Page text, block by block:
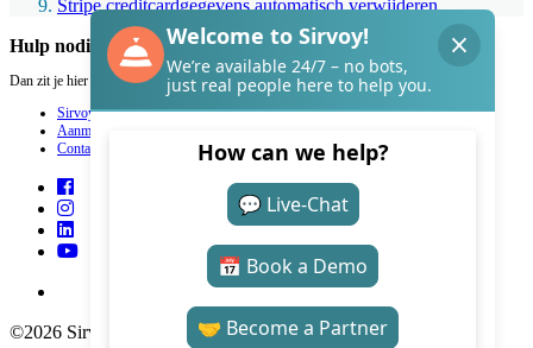
Stripe creditcardgegevens automatisch verwijderen
Hulp nodig met Sirvoy?
Dan zit je hier goed.
Sirvoy
Aanmelden
Contact
©2026 Sirvoy . All Rights reserved.